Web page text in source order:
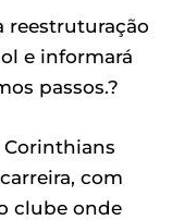
reestruturação
e informará
passos.?
Corinthians
com
clube onde